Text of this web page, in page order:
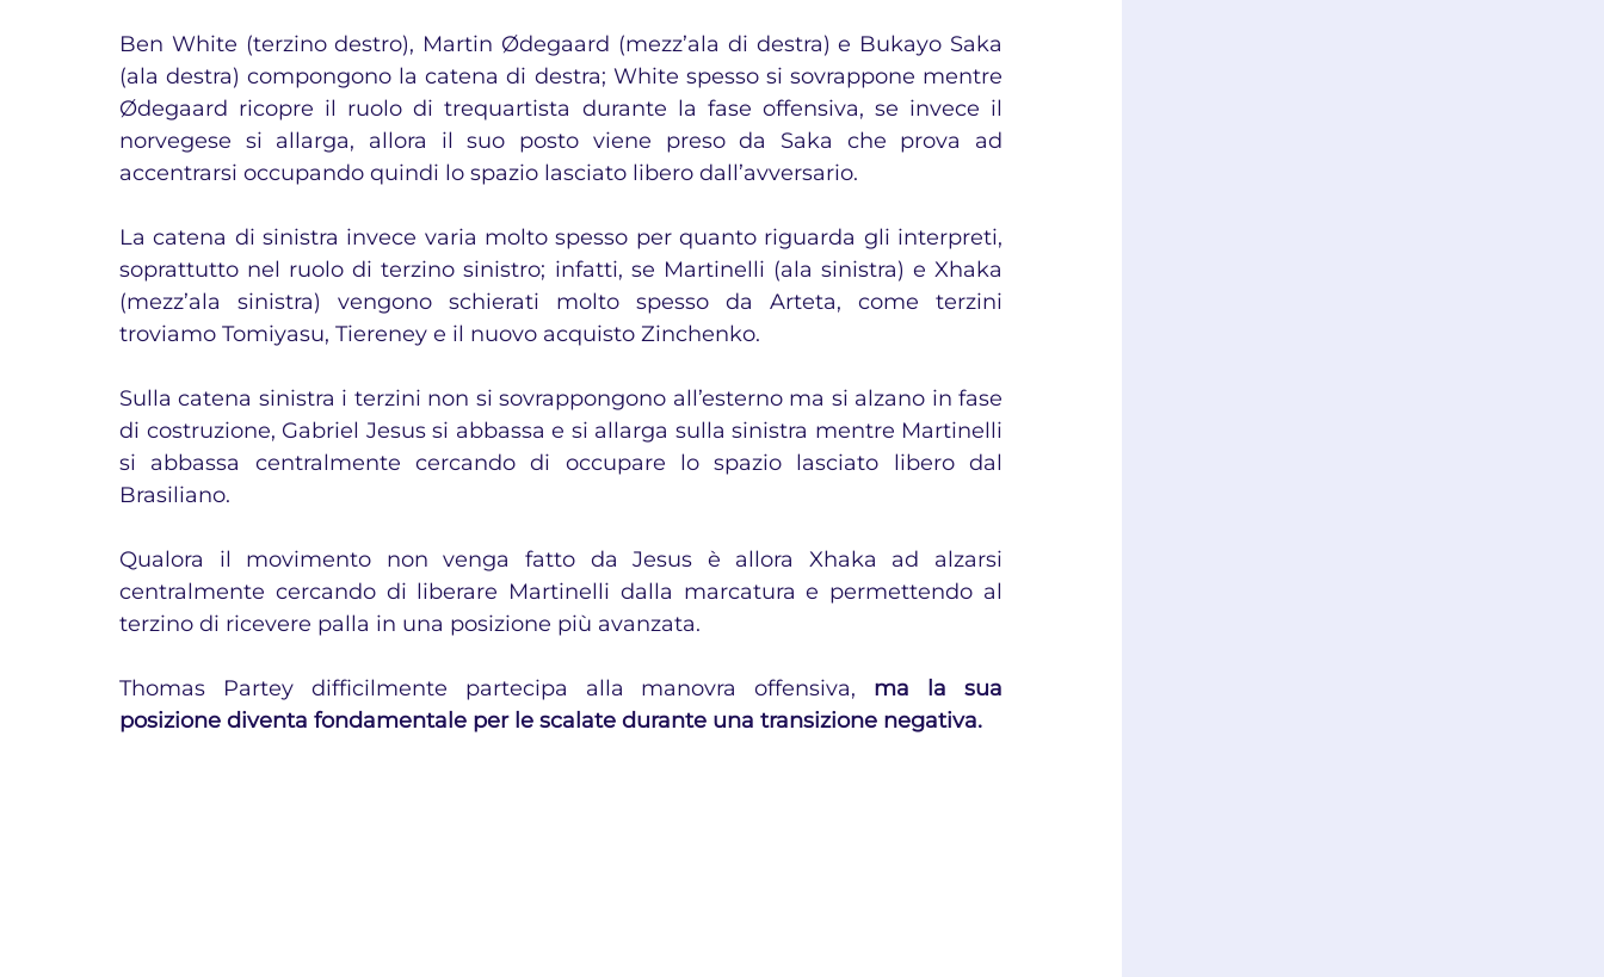
Ben White (terzino destro), Martin Ødegaard (mezz’ala di destra) e Bukayo Saka
(ala destra) compongono la catena di destra; White spesso si sovrappone mentre
Ødegaard ricopre il ruolo di trequartista durante la fase offensiva, se invece il
norvegese si allarga, allora il suo posto viene preso da Saka che prova ad
accentrarsi occupando quindi lo spazio lasciato libero dall’avversario.
La catena di sinistra invece varia molto spesso per quanto riguarda gli interpreti,
soprattutto nel ruolo di terzino sinistro; infatti, se Martinelli (ala sinistra) e Xhaka
(mezz’ala sinistra) vengono schierati molto spesso da Arteta, come terzini
troviamo Tomiyasu, Tiereney e il nuovo acquisto Zinchenko.
Sulla catena sinistra i terzini non si sovrappongono all’esterno ma si alzano in fase
di costruzione, Gabriel Jesus si abbassa e si allarga sulla sinistra mentre Martinelli
si abbassa centralmente cercando di occupare lo spazio lasciato libero dal
Brasiliano.
Qualora il movimento non venga fatto da Jesus è allora Xhaka ad alzarsi
centralmente cercando di liberare Martinelli dalla marcatura e permettendo al
terzino di ricevere palla in una posizione più avanzata.
Thomas Partey difficilmente partecipa alla manovra offensiva, ma la sua
posizione diventa fondamentale per le scalate durante una transizione negativa.